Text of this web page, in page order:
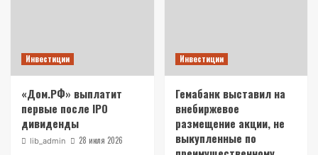
Инвестиции
«Дом.РФ» выплатит
первые после IPO
дивиденды
lib_admin 28 июля 2026
Инвестиции
Гемабанк выставил на
внебиржевое
размещение акции, не
выкупленные по